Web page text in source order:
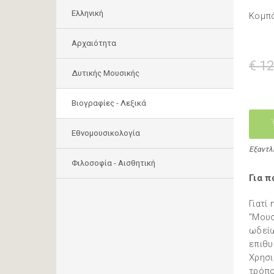
Ελληνική
Αρχαιότητα
Δυτικής Μουσικής
Βιογραφίες - Λεξικά
Εθνομουσικολογία
Φιλοσοφία - Αισθητική
€
Για